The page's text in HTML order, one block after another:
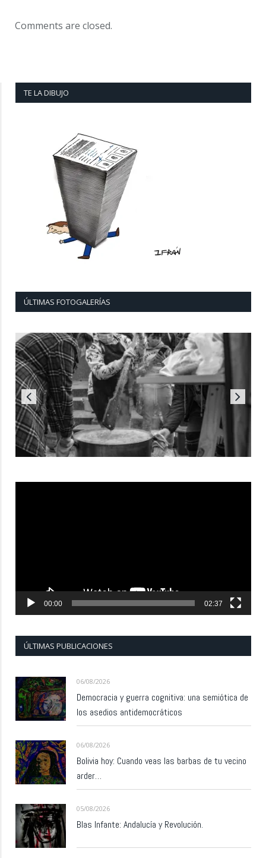
Comments are closed.
TE LA DIBUJO
ÚLTIMAS FOTOGALERÍAS
00:00 02:37
ÚLTIMAS PUBLICACIONES
06/08/2026
Democracia y guerra cognitiva: una semiótica de
los asedios antidemocráticos
06/08/2026
Bolivia hoy: Cuando veas las barbas de tu vecino
arder…
05/08/2026
Blas Infante: Andalucía y Revolución.